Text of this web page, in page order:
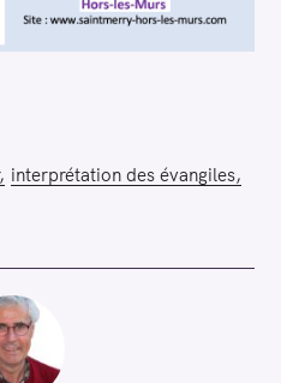
interprétation des évangiles